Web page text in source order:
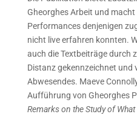
Gheorghes Arbeit und
Performances denjenigen
nicht live erfahren konnten.
auch die Textbeiträge durch
Distanz gekennzeichnet und
Abwesendes. Maeve
Aufführung von Gheorghes
Remarks on the Study of